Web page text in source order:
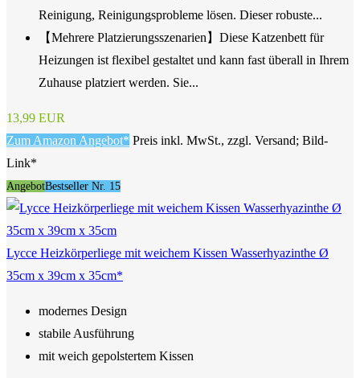
Reinigung, Reinigungsprobleme lösen. Dieser robuste...
【Mehrere Platzierungsszenarien】Diese Katzenbett für
Heizungen ist flexibel gestaltet und kann fast überall in Ihrem
Zuhause platziert werden. Sie...
13,99 EUR
Zum Amazon Angebot* Preis inkl. MwSt., zzgl. Versand; Bild-
Link*
AngebotBestseller Nr. 15
Lycce Heizkörperliege mit weichem Kissen Wasserhyazinthe Ø
35cm x 39cm x 35cm*
modernes Design
stabile Ausführung
mit weich gepolstertem Kissen